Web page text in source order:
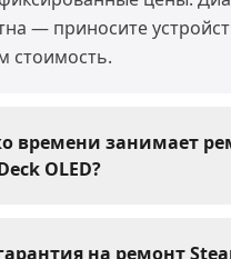
— приносите
стоимость.
времени занимает
OLED?
за 30-60 минут.
на ремонт